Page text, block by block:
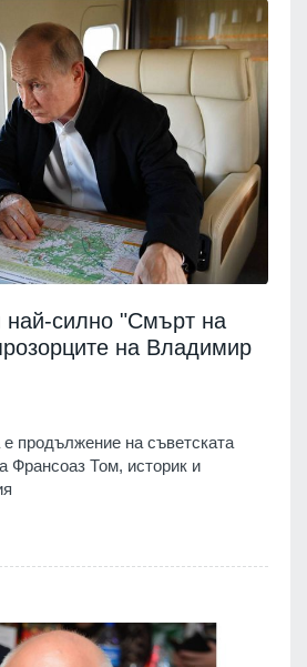
силно "Смърт на
на Владимир
продължение на съветската
Франсоаз Том, историк и